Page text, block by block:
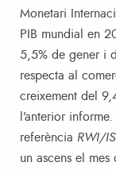
Monetari
PIB mundial en
5,5% de gener i
respecta al
creixement del
l’anterior
referència RWI/
un ascens el